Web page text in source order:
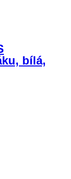
bílá,